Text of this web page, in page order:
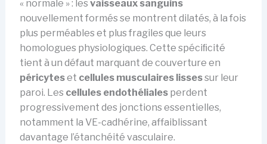
« normale » : les vaisseaux sanguins
nouvellement formés se montrent dilatés, à la fois
plus perméables et plus fragiles que leurs
homologues physiologiques. Cette spéciﬁcité
tient à un défaut marquant de couverture en
péricyteset cellules musculaires lissessur leur
paroi. Les cellules endothélialesperdent
progressivement des jonctions essentielles,
notamment la VE-cadhérine, affaiblissant
davantage l’étanchéité vasculaire.